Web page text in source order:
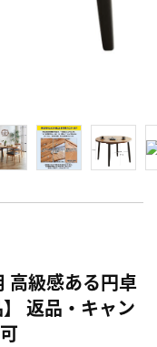
高級感ある円卓
返品・キャン